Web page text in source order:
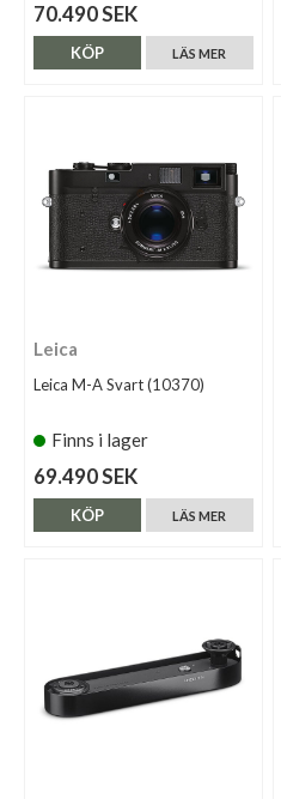
70.490 SEK
LÄS MER
KÖP
Leica
Leica M-A Svart (10370)
Finns i lager
69.490 SEK
LÄS MER
KÖP